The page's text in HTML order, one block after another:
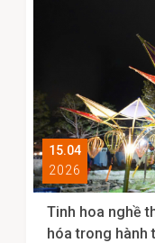
hóa phi vật thể đã
góp phần định
lược bảo tồn và
15.04
2026
Tinh hoa nghề
hóa trong hành